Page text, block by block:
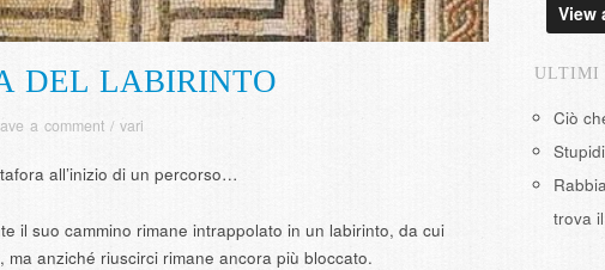
DEL LABIRINTO
a comment / vari
all’inizio di un percorso…
il suo cammino rimane intrappolato in un labirinto, da cui
anziché riuscirci rimane ancora più bloccato.
View
ULTIMI
Ciò
trova